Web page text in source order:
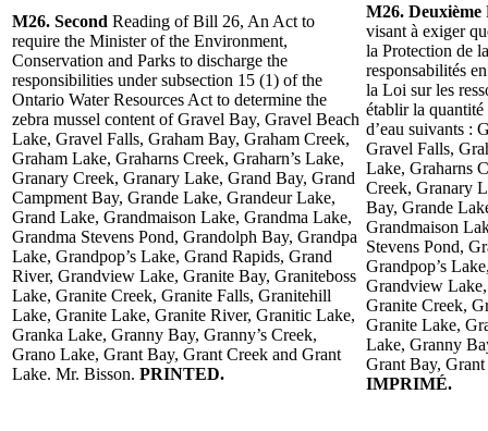
M26. Second Reading of Bill 26, An Act to
require the Minister of the Environment,
Conservation and Parks to discharge the
responsibilities under subsection 15 (1) of the
Ontario Water Resources Act to determine the
zebra mussel content of Gravel Bay, Gravel Beach
Lake, Gravel Falls, Graham Bay, Graham Creek,
Graham Lake, Graharns Creek, Graharn’s Lake,
Granary Creek, Granary Lake, Grand Bay, Grand
Campment Bay, Grande Lake, Grandeur Lake,
Grand Lake, Grandmaison Lake, Grandma Lake,
Grandma Stevens Pond, Grandolph Bay, Grandpa
Lake, Grandpop’s Lake, Grand Rapids, Grand
River, Grandview Lake, Granite Bay, Graniteboss
Lake, Granite Creek, Granite Falls, Granitehill
Lake, Granite Lake, Granite River, Granitic Lake,
Granka Lake, Granny Bay, Granny’s Creek,
Grano Lake, Grant Bay, Grant Creek and Grant
Lake. Mr. Bisson. PRINTED.
M26. Deuxième
visant à exiger
la Protection de
responsabilités
la Loi sur les
établir la quantité
d’eau suivants :
Gravel Falls,
Lake, Graharns
Creek, Granary
Bay, Grande
Grandmaison
Stevens Pond,
Grandpop’s
Grandview
Granite Creek,
Granite Lake,
Lake, Granny
Grant Bay,
IMPRIMÉ.